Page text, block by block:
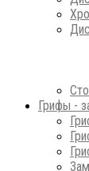
Грифы -